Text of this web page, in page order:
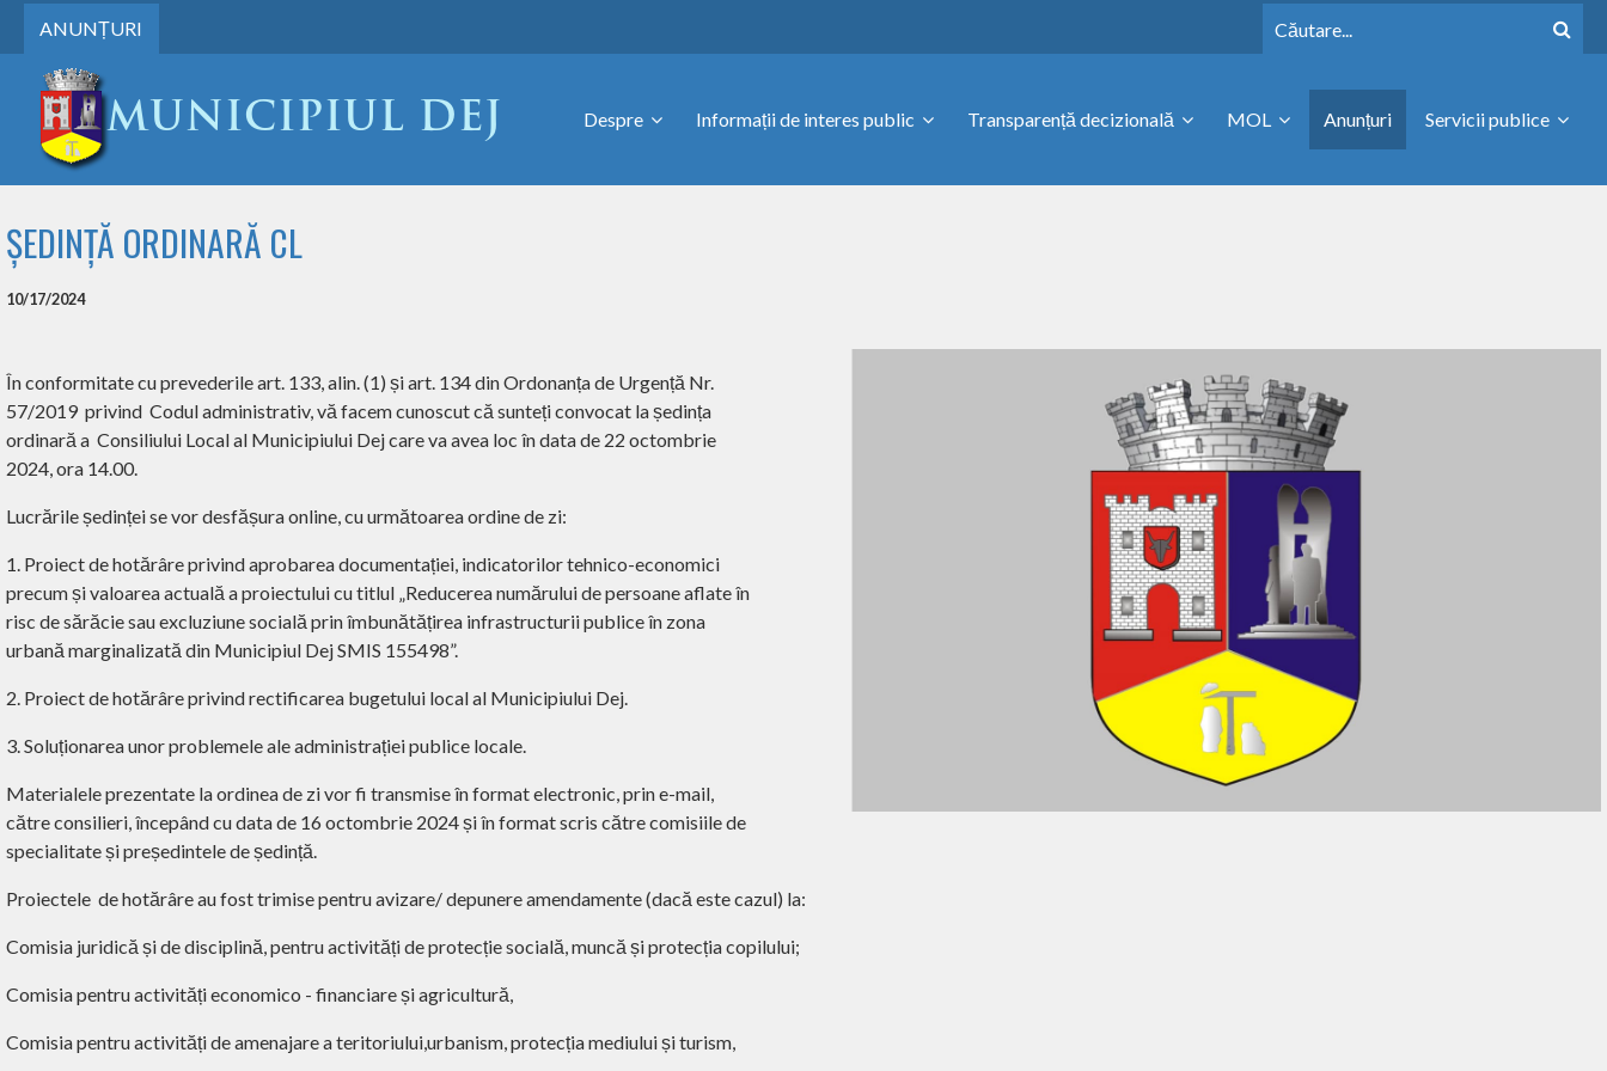
ANUNȚURI
Despre Informații de interes public Transparență decizională MOL Anunțuri Servicii publice
ȘEDINȚĂ ORDINARĂ CL
10/17/2024
În conformitate cu prevederile art. 133, alin. (1) și art. 134 din Ordonanța de Urgență Nr.
57/2019 privind Codul administrativ, vă facem cunoscut că sunteți convocat la ședința
ordinară a Consiliului Local al Municipiului Dej care va avea loc în data de 22 octombrie
2024, ora 14.00.
Lucrările ședinței se vor desfășura online, cu următoarea ordine de zi:
1. Proiect de hotărâre privind aprobarea documentației, indicatorilor tehnico-economici
precum și valoarea actuală a proiectului cu titlul „Reducerea numărului de persoane aflate în
risc de sărăcie sau excluziune socială prin îmbunătățirea infrastructurii publice în zona
urbană marginalizată din Municipiul Dej SMIS 155498”.
2. Proiect de hotărâre privind rectificarea bugetului local al Municipiului Dej.
3. Soluționarea unor problemele ale administrației publice locale.
Materialele prezentate la ordinea de zi vor fi transmise în format electronic, prin e-mail,
către consilieri, începând cu data de 16 octombrie 2024 și în format scris către comisiile de
specialitate și președintele de ședință.
Proiectele de hotărâre au fost trimise pentru avizare/ depunere amendamente (dacă este cazul) la:
Comisia juridică și de disciplină, pentru activități de protecție socială, muncă și protecția copilului;
Comisia pentru activități economico - financiare și agricultură,
Comisia pentru activități de amenajare a teritoriului,urbanism, protecția mediului și turism,